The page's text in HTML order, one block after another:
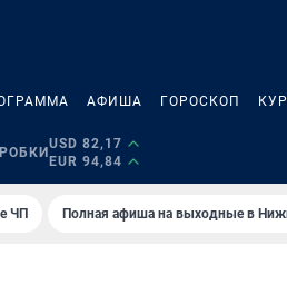
АФИША ГОРОСКОП
USD 82,17
EUR 94,84
ЧП Полная афиша на выходные в